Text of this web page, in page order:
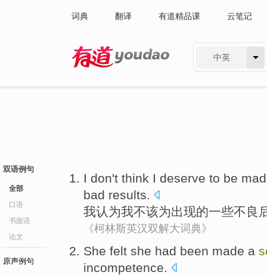
词典 翻译 有道精品课 云笔记
中英
双语例句
全部
口语
书面语
论文
原声例句
I don't think I deserve to be
bad results.
我认为我不该为出现的一些不良
《柯林斯英汉双解大词典》
She felt she had been made a
incompetence.